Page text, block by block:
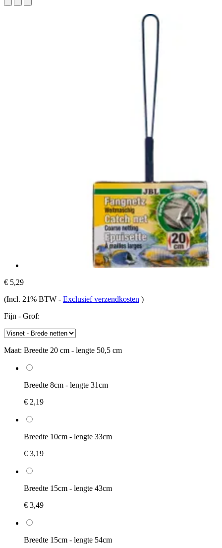
€ 5,29
(Incl. 21% BTW - Exclusief verzendkosten )
Fijn - Grof:
Maat: Breedte 20 cm - lengte 50,5 cm
Breedte 8cm - lengte 31cm
€ 2,19
Breedte 10cm - lengte 33cm
€ 3,19
Breedte 15cm - lengte 43cm
€ 3,49
Breedte 15cm - lengte 54cm